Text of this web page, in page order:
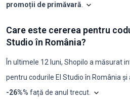
promoții de primăvară
Luna
Coduri noiReducere maximă
2025-080 -
2025-100 - -
2025-120 - -
2026-010
2026-02 0 -
Care este cererea pentru
Studio în România?
În ultimele 12 luni, Shopilo a măsurat
pentru codurile El Studioîn România și
-26%% față de anul trecut